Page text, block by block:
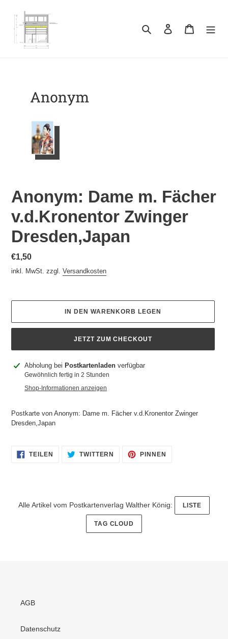
Inhalt
Suchen Einloggen
Anonym: Dame m. Fächer
v.d.Kronentor Zwinger
Dresden,Japan
Normaler
Preis
€1,50
inkl. MwSt. zzgl. Versandkosten
IN DEN WARENKORB LEGEN
JETZT ZUM CHECKOUT
ProduktAbholung bei Postkartenladen verfügbar
Gewöhnlich fertig in 2 Stunden
Shop-Informationen anzeigen
Postkarte von Anonym: Dame m. Fächer v.d.Kronentor Zwinger
Dresden,Japan
TEILEN
FACEBOOK
TWITTERN AUF
TWITTER
PINNEN
Alle Artikel vom Postkartenverlag Walther König: LISTE
TAG CLOUD
AGB
Datenschutz